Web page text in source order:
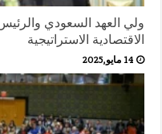
ولي العهد السعودي
الاقتصادية الاستراتيجية
14 مايو,2025